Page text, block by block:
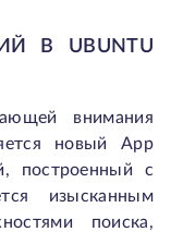
В UBUNTU
внимания
новый App
построенный с
изысканным
поиска,